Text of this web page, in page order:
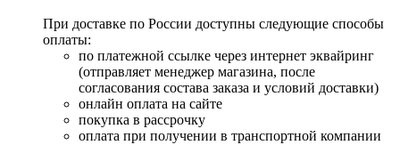
При доставке по России доступны следующие способы
оплаты:
по платежной ссылке через интернет эквайринг
(отправляет менеджер магазина, после
согласования состава заказа и условий доставки)
онлайн оплата на сайте
покупка в рассрочку
оплата при получении в транспортной компании